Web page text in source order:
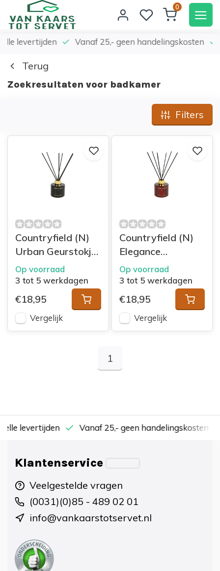
0
levertijden Vanaf 25,- geen handelingskosten
Terug
Zoekresultaten voor badkamer
Filters
Countryfield (N)
Urban Geurstokje
ro S zwart
Op voorraad
3 tot 5 werkdagen
€18,95
Vergelijk
Countryfield (N)
Elegance
Geurstokje ro S
rood
Op voorraad
3 tot 5 werkdagen
€18,95
Vergelijk
1
levertijden Vanaf 25,- geen handelingskosten
Klantenservice
Veelgestelde vragen
(0031)(0)85 - 489 02 01
info@vankaarstotservet.nl